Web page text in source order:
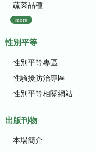
蔬菜品種
more
性別平等
性別平等專區
性騷擾防治專區
性別平等相關網站
出版刊物
本場簡介